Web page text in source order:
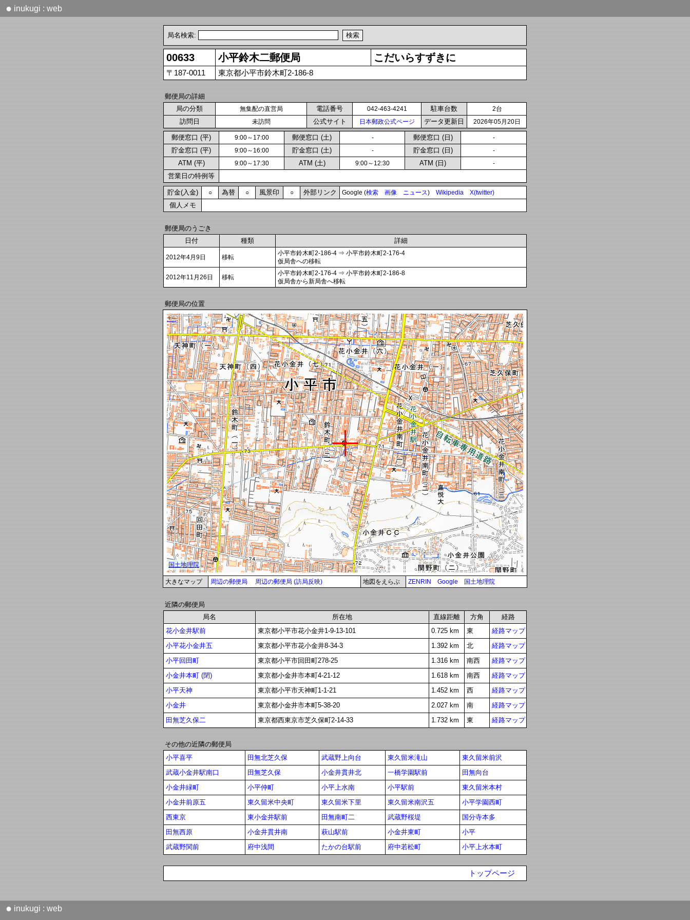
● inukugi : web
局名検索:
00633 小平鈴木二郵便局 こだいらすずきに
〒187-0011 東京都小平市鈴木町2-186-8
郵便局の詳細
局の分類
無集配の直営局 電話番号 042-463-4241 駐車台数 2台
訪問日 未訪問 公式サイト 日本郵政公式ページ データ更新日 2026年05月20日
郵便窓口 (平) 9:00～17:00 郵便窓口 (土) - 郵便窓口 (日) -
貯金窓口 (平) 9:00～16:00 貯金窓口 (土) - 貯金窓口 (日) -
ATM (平) 9:00～17:30 ATM (土) 9:00～12:30 ATM (日) -
営業日の特例等
貯金(入金) ○ 為替 ○ 風景印 ○ 外部リンク Google (検索 画像 ニュース) Wikipedia X(twitter)
個人メモ
郵便局のうごき
日付
種類 詳細
2012年4月9日 移転
小平市鈴木町2-186-4 ⇒ 小平市鈴木町2-176-4
仮局舎への移転
2012年11月26日 移転
小平市鈴木町2-176-4 ⇒ 小平市鈴木町2-186-8
仮局舎から新局舎へ移転
郵便局の位置
大きなマップ 周辺の郵便局 周辺の郵便局 (訪局反映) 地図をえらぶ ZENRIN Google 国土地理院
近隣の郵便局
局名
所在地 直線距離 方角
経路
花小金井駅前
東京都小平市花小金井1-9-13-101 0.725 km 東
経路マップ
小平花小金井五
東京都小平市花小金井8-34-3 1.392 km 北
経路マップ
小平回田町
東京都小平市回田町278-25 1.316 km 南西
経路マップ
小金井本町 (閉)
東京都小金井市本町4-21-12 1.618 km 南西
経路マップ
小平天神
東京都小平市天神町1-1-21 1.452 km 西
経路マップ
小金井
東京都小金井市本町5-38-20 2.027 km 南
経路マップ
田無芝久保二
東京都西東京市芝久保町2-14-33 1.732 km 東 経路マップ
その他の近隣の郵便局
小平喜平
田無北芝久保 武蔵野上向台 東久留米滝山
東久留米前沢
武蔵小金井駅南口
田無芝久保 小金井貫井北 一橋学園駅前
田無向台
小金井緑町
小平仲町 小平上水南 小平駅前
東久留米本村
小金井前原五
東久留米中央町 東久留米下里 東久留米南沢五
小平学園西町
西東京
東小金井駅前 田無南町二 武蔵野桜堤
国分寺本多
田無西原
小金井貫井南 萩山駅前 小金井東町
小平
武蔵野関前
府中浅間 たかの台駅前 府中若松町 小平上水本町
トップページ
● inukugi : web